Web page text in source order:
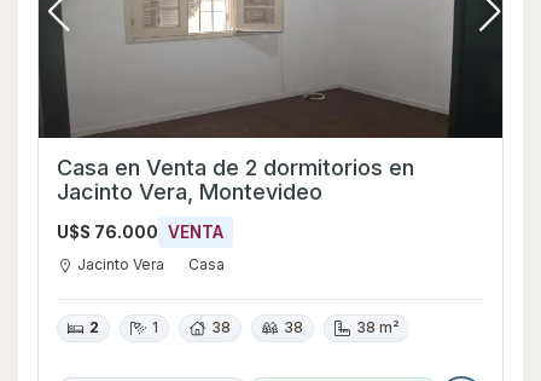
Casa en Venta de 2 dormitorios en
Jacinto Vera, Montevideo
U$S 76.000 VENTA
Jacinto Vera Casa
2 1 38 38 38 m²